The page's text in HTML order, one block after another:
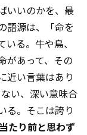
いいのかを、最
語源は、「命を
る。牛や鳥、
があって、その
近い言葉はあり
い、深い意味合
る。そこは誇り
たり前と思わず